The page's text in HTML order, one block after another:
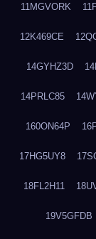
11MGVORK
12K469CE
14GYHZ3D
14PRLC85
160ON64P
17HG5UY8
18FL2H11
19V5GFDB